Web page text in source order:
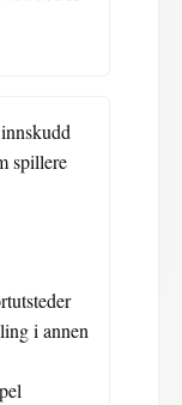
spillere
i annen